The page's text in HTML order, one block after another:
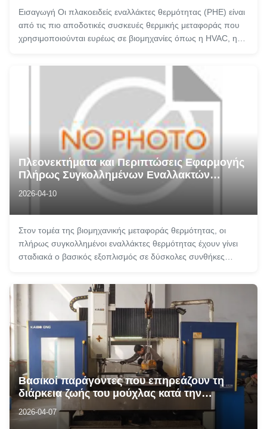
Εισαγωγή Οι πλακοειδείς εναλλάκτες θερμότητας (PHE) είναι
από τις πιο αποδοτικές συσκευές θερμικής μεταφοράς που
χρησιμοποιούνται ευρέως σε βιομηχανίες όπως η HVAC, η
τα ποτά, τα φαρμακευτικά προϊόντα, η ναυτιλιακή μηχανική
Πλεονεκτήματα και Περιπτώσεις Εφαρμογής
Πλήρως Συγκολλημένων Εναλλακτών
2026-04-10
Στον τομέα της βιομηχανικής μεταφοράς θερμότητας, οι
πλήρως συγκολλημένοι εναλλάκτες θερμότητας έχουν γίνει
σταδιακά ο βασικός εξοπλισμός σε δύσκολες συνθήκες
εξαιρετικής τους απόδοσης. Διαφορετικά από τους
παραδοσιακούς εναλλάκτες θερμότητας με ...
Βασικοί παράγοντες που επηρεάζουν τη
διάρκεια ζωής του μούχλας κατά την
κατασκευή πλακών ανταλλακτών θερμότητας
2026-04-07